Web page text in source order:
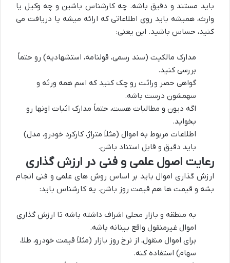
باید مستند و دقیق باشه. چه کارشناس باشین و چه وکیل یا
وارث، همیشه باید روی اطلاعاتی که ارائه میشه یا دریافت می
کنید، حساس باشید. این یعنی:
مدارک مالکیت (سند رسمی، قولنامه، استشهادیه) رو حتماً
بررسی کنید.
گواهی حصر وراثت رو چک کنید که اسم همه ورثه و
سهمشون درست باشه.
اگه دیون و مطالبات هست، حتماً مدارک اثبات اونها رو
بخواید.
اطلاعات مربوط به اموال (مثلاً متراژ، کارکرد خودرو، مدل)
باید دقیق و قابل استناد باشن.
رعایت اصول علمی و فنی در ارزش گذاری
ارزش گذاری اموال باید بر اساس روش های علمی و فنی انجام
بشه و قیمت ها هم قیمت روز باشن. یه کارشناس باید:
به منطقه و بازار محلی اشراف داشته باشه تا ارزش گذاری
اموال غیرمنقول واقع بینانه باشه.
برای اموال منقول، از نرخ روز بازار (مثلاً قیمت خودرو، طلا،
سهام) استفاده کنه.